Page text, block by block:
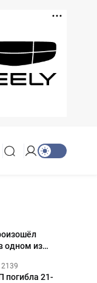
одном из
погибла 21-